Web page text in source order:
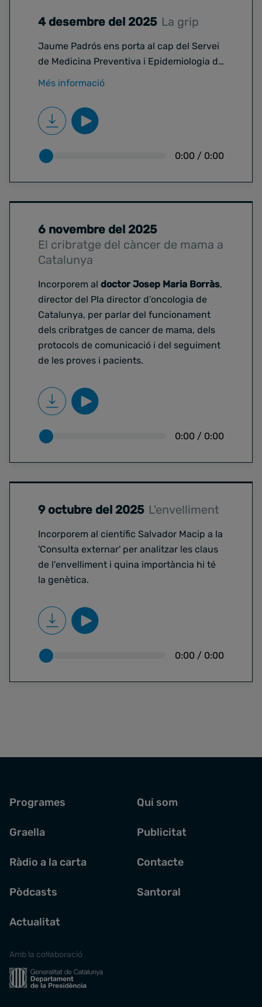
4 desembre del 2025 La grip
Jaume Padrós ens porta al cap del Servei
de Medicina Preventiva i Epidemiologia de
de l'augment de casos de les darreres
setmanes. Així, ens recomanen la
vacunació i portar mascareta si tenim
símptomes.
Més informació
0:00 / 0:00
6 novembre del 2025
El cribratge del càncer de mama a
Catalunya
Incorporem al doctor Josep Maria Borràs,
director del Pla director d'oncologia de
Catalunya, per parlar del funcionament
dels cribratges de cancer de mama, dels
protocols de comunicació i del seguiment
de les proves i pacients.
0:00 / 0:00
9 octubre del 2025 L'envelliment
Incorporem al científic Salvador Macip a la
'Consulta externar' per analitzar les claus
de l'envelliment i quina importància hi té
la genètica.
0:00 / 0:00
Programes
Graella
Ràdio a la carta
Pòdcasts
Actualitat
Qui som
Publicitat
Contacte
Santoral
Amb la col·laboració